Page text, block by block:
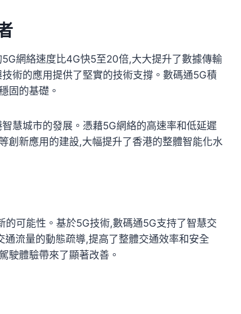
網絡速度比4G快5至20倍,大大提升了數據傳輸
術的應用提供了堅實的技術支撐。數碼通5G積
固的基礎。
慧城市的發展。憑藉5G網絡的高速率和低延遲
創新應用的建設,大幅提升了香港的整體智能化水
可能性。基於5G技術,數碼通5G支持了智慧交
流量的動態疏導,提高了整體交通效率和安全
駛體驗帶來了顯著改善。